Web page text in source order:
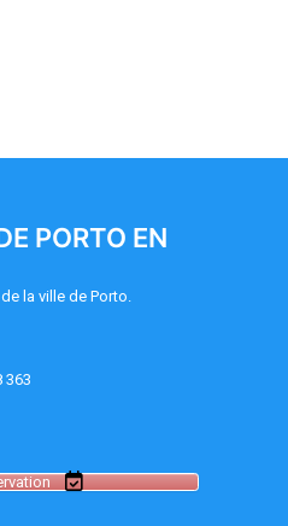
PORTO EN
la ville de Porto.
363